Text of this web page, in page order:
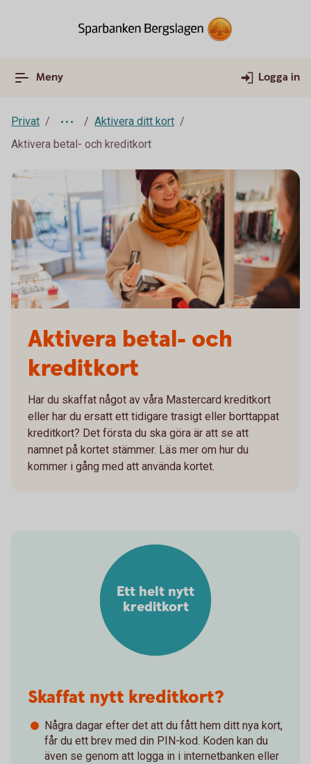
Meny Logga in
Privat
Aktivera ditt kort
Aktivera betal- och kreditkort
Aktivera betal- och
kreditkort
Har du skaffat något av våra Mastercard kreditkort
eller har du ersatt ett tidigare trasigt eller borttappat
kreditkort? Det första du ska göra är att se att
namnet på kortet stämmer. Läs mer om hur du
kommer i gång med att använda kortet.
Ett helt nytt
kreditkort
Skaffat nytt kreditkort?
Några dagar efter det att du fått hem ditt nya kort,
får du ett brev med din PIN-kod. Koden kan du
även se genom att logga in i internetbanken eller